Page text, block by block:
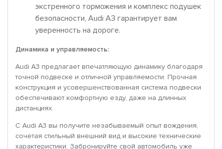
экстренного торможения и комплекс подушек
безопасности, Audi A3 гарантирует вам
уверенность на дороге.
Динамика и управляемость:
Audi A3 предлагает впечатляющую динамику благодаря
точной подвеске и отличной управляемости. Прочная
конструкция и усовершенствованная система подвески
обеспечивают комфортную езду, даже на длинных
дистанциях.
С Audi A3 вы получите незабываемый опыт вождения,
сочетая стильный внешний вид и высокие технические
характеристики. Забронируйте свой автомобиль уже